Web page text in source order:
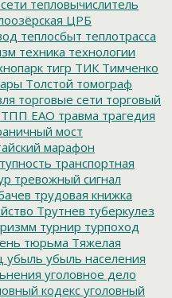
тепловычислитель
ЦРБ
теплосбыт теплотрасса
техника технологии
тигр ТИК Тимченко
Толстой томограф
торговые сети торговый
ТПП ЕАО травма трагедия
мост
марафон
транспортная
тревожный сигнал
трудовая книжка
Трутнев туберкулез
турнир турпоход
тюрьма Тяжелая
убыль убыль населения
уголовное дело
кодекс уголовный